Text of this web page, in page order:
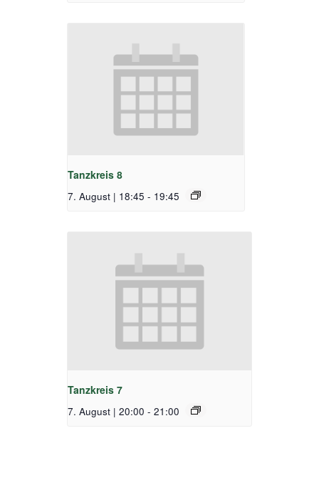
Tanzkreis 8
7. August | 18:45 - 19:45
Tanzkreis 7
7. August | 20:00 - 21:00